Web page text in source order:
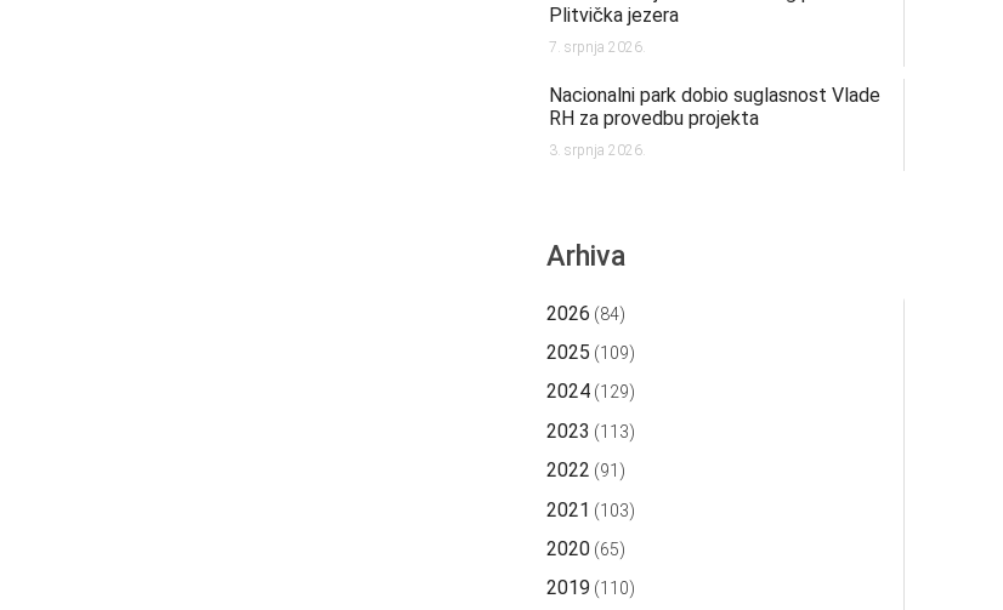
Plitvička jezera
7. srpnja 2026.
Nacionalni park dobio suglasnost Vlade
RH za provedbu projekta
3. srpnja 2026.
Arhiva
2026 (84)
2025 (109)
2024 (129)
2023 (113)
2022 (91)
2021 (103)
2020 (65)
2019 (110)